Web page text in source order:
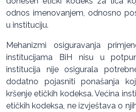
odnos imenovanjem, odnosno
u instituciju.
Mehanizmi osiguravanja
institucijama BiH nisu u
institucija nije osigurala
dodatno pojasniti ponašanja
kršenje etičkih kodeksa. Većina
etičkih kodeksa, ne izvještava o